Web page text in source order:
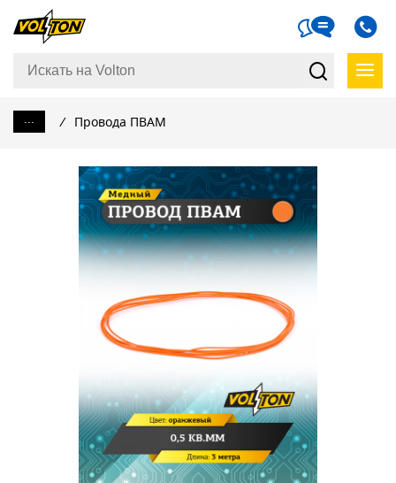
... / Провода ПВАМ